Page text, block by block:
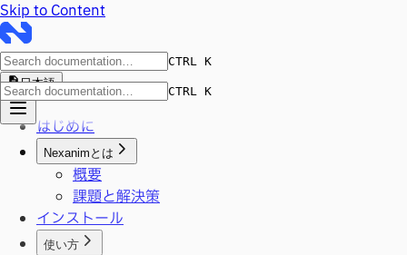
Skip to Content
CTRL K
日本語
CTRL K
はじめに
Nexanimとは
概要
課題と解決策
インストール
使い方